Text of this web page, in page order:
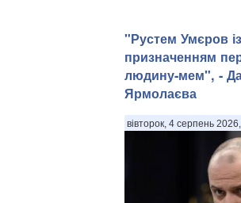
"Рустем Умєров
призначенням
людину-мем", -
Ярмолаєва
вівторок, 4 серпень